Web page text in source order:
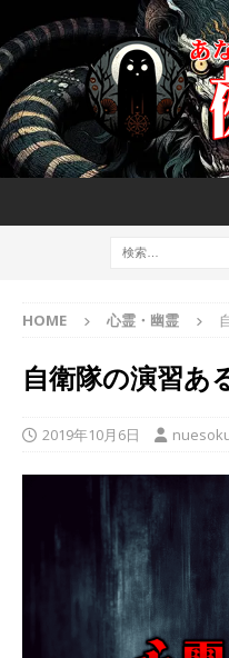
HOME 心霊・幽霊
自衛隊の演習あ
2019年10月6日